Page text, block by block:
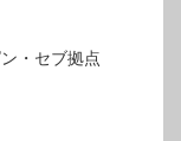
・セブ拠点